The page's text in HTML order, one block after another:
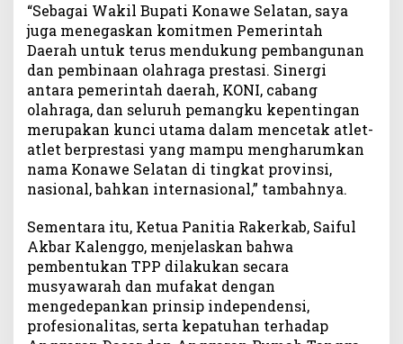
“Sebagai Wakil Bupati Konawe Selatan, saya
juga menegaskan komitmen Pemerintah
Daerah untuk terus mendukung pembangunan
dan pembinaan olahraga prestasi. Sinergi
antara pemerintah daerah, KONI, cabang
olahraga, dan seluruh pemangku kepentingan
merupakan kunci utama dalam mencetak atlet-
atlet berprestasi yang mampu mengharumkan
nama Konawe Selatan di tingkat provinsi,
nasional, bahkan internasional,” tambahnya.
Sementara itu, Ketua Panitia Rakerkab, Saiful
Akbar Kalenggo, menjelaskan bahwa
pembentukan TPP dilakukan secara
musyawarah dan mufakat dengan
mengedepankan prinsip independensi,
profesionalitas, serta kepatuhan terhadap